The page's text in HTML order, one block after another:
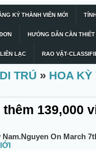
KÝ THÀNH VIÊN MỚI
HƯỚNG DẪN CẦN THIẾT
LIÊN LẠC RAO VẶT-
TRÚ » HOA KỲ
thêm 139,000
Nam.Nguyen On March